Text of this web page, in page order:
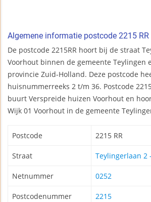
Algemene informatie postcode 2215 RR
De postcode 2215RR hoort bij de straat
Voorhout binnen de gemeente Teylingen
provincie Zuid-Holland. Deze postcode
huisnummerreeks 2 t/m 36. Postcode
buurt Verspreide huizen Voorhout en
Wijk 01 Voorhout in de gemeente
Postcode 2215 RR
Straat Teylingerlaan 2
Netnummer 0252
Postcodenummer 2215